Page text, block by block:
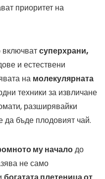
приоритет на
суперхрани,
и естествени
на молекулярната
техники за извличане
разширявайки
да бъде плодовият чай.
му началодо
не само